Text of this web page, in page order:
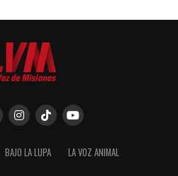
BAJO LA LUPA LA VOZ ANIMAL